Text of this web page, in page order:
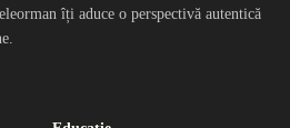
îți aduce o perspectivă autentică